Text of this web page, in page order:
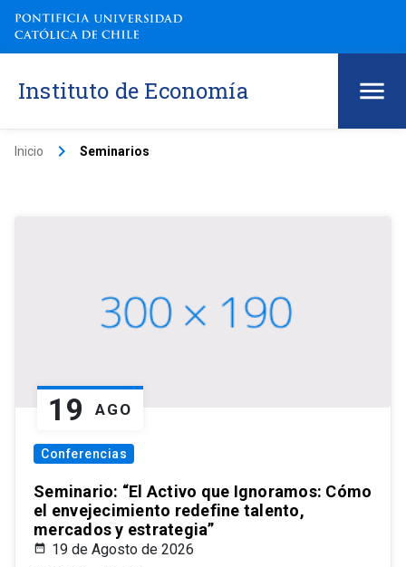
Instituto de Economía
Inicio keyboard_arrow_right Seminarios
19 AGO
Conferencias
Seminario: “El Activo que Ignoramos: Cómo
el envejecimiento redefine talento,
mercados y estrategia”
19 de Agosto de 2026